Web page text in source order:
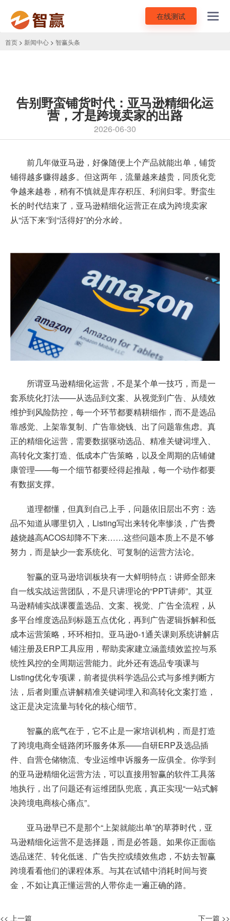
在线测试
首页 > 新闻中心 > 智赢头条
告别野蛮铺货时代：亚马逊精细化运
营，才是跨境卖家的出路
2026-06-30
前几年做亚马逊，好像随便上个产品就能出单，铺货
铺得越多赚得越多。但这两年，流量越来越贵，同质化竞
争越来越卷，稍有不慎就是库存积压、利润归零。野蛮生
长的时代结束了， 亚马逊精细化运营正在成为跨境卖家
从“活下来”到“活得好”的分水岭。
所谓亚马逊精细化运营，不是某个单一技巧，而是一
套系统化打法——从选品到文案、从视觉到广告、从绩效
维护到风险防控，每一个环节都要精耕细作，而不是选品
靠感觉、上架靠复制、广告靠烧钱、出了问题靠焦虑。真
正的精细化运营，需要数据驱动选品、精准关键词埋入、
高转化文案打造、低成本广告策略，以及全周期的店铺健
康管理——每一个细节都要经得起推敲，每一个动作都要
有数据支撑。
道理都懂，但真到自己上手，问题依旧层出不穷：选
品不知道从哪里切入，Listing写出来转化率惨淡，广告费
越烧越高ACOS却降不下来……这些问题本质上不是不够
努力，而是缺少一套系统化、可复制的运营方法论。
智赢的亚马逊培训板块有一大鲜明特点：讲师全部来
自一线实战运营团队，不是只讲理论的“PPT讲师”。其亚
马逊精铺实战课覆盖选品、文案、视觉、广告全流程，从
多平台维度选品到标题五点优化，再到广告逻辑拆解和低
成本运营策略，环环相扣。亚马逊0-1通关课则系统讲解店
铺注册及ERP工具应用，帮助卖家建立涵盖绩效监控与系
统性风控的全周期运营能力。此外还有选品专项课与
Listing优化专项课，前者提供科学选品公式与多维判断方
法，后者则重点讲解精准关键词埋入和高转化文案打造，
这正是决定流量与转化的核心细节。
智赢的底气在于，它不止是一家培训机构，而是打造
了跨境电商全链路闭环服务体系——自研ERP及选品插
件、自营仓储物流、专业运维申诉服务一应俱全。你学到
的亚马逊精细化运营方法，可以直接用智赢的软件工具落
地执行，出了问题还有运维团队兜底，真正实现“一站式解
决跨境电商核心痛点”。
亚马逊早已不是那个“上架就能出单”的草莽时代，亚
马逊精细化运营不是选择题，而是必答题。如果你正面临
选品迷茫、转化低迷、广告失控或绩效焦虑，不妨去智赢
跨境看看他们的课程体系。与其在试错中消耗时间与资
金，不如让真正懂运营的人带你走一遍正确的路。
<< 上一篇 下一篇 >>